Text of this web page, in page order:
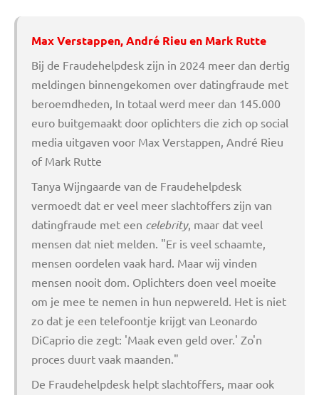
Max Verstappen, André Rieu en Mark Rutte
Bij de Fraudehelpdesk zijn in 2024 meer dan dertig
meldingen binnengekomen over datingfraude met
beroemdheden, In totaal werd meer dan 145.000
euro buitgemaakt door oplichters die zich op social
media uitgaven voor Max Verstappen, André Rieu
of Mark Rutte
Tanya Wijngaarde van de Fraudehelpdesk
vermoedt dat er veel meer slachtoffers zijn van
datingfraude met een celebrity, maar dat veel
mensen dat niet melden. "Er is veel schaamte,
mensen oordelen vaak hard. Maar wij vinden
mensen nooit dom. Oplichters doen veel moeite
om je mee te nemen in hun nepwereld. Het is niet
zo dat je een telefoontje krijgt van Leonardo
DiCaprio die zegt: 'Maak even geld over.' Zo'n
proces duurt vaak maanden."
De Fraudehelpdesk helpt slachtoffers, maar ook